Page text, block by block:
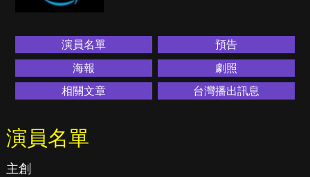
演員名單
預告
海報
劇照
相關文章
台灣播出訊息
演員名單
主創